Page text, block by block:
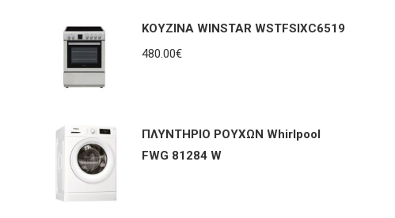
ΚΟΥΖΙΝΑ WINSTAR WSTFSIXC6519
480.00€
ΠΛΥΝΤΗΡΙΟ ΡΟΥΧΩΝ Whirlpool
FWG 81284 W